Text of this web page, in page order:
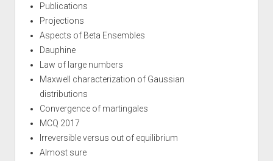
Publications
Projections
Aspects of Beta Ensembles
Dauphine
Law of large numbers
Maxwell characterization of Gaussian
distributions
Convergence of martingales
MCQ 2017
Irreversible versus out of equilibrium
Almost sure